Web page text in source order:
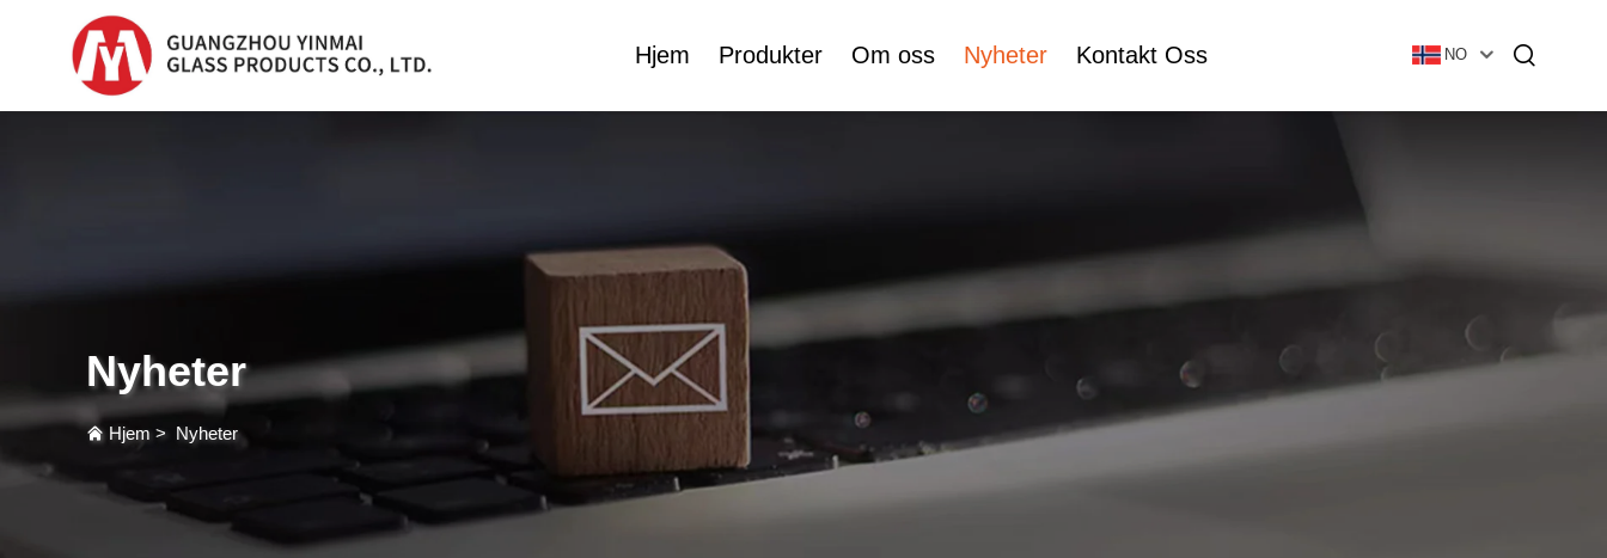
Hjem Produkter
Plast Dråpeflaske
Parfumflaske Kosmetikk Rør Skjønnhetsflaskesett
Skjønnhetsflaskesett
Rørformet Glasvial
Lotionflaske I Plast
Om oss Nyheter Kontakt Oss NO
Nyheter
Hjem > Nyheter